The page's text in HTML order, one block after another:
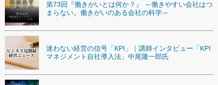
第73回『働きがいとは何か？』 ～働きやすい会社はつ
まらない。働きがいのある会社の科学～
迷わない経営の信号「KPI」｜講師インタビュー「KPI
マネジメント自社導入法」中尾隆一郎氏